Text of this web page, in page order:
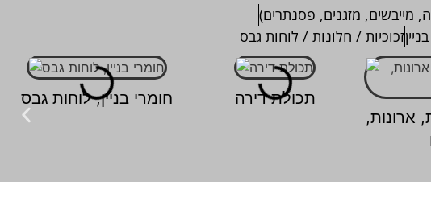
מייבשים, מזגנים, פסנתרים)
זכוכיות / חלונות / לוחות גבס
חומרי בניין, לוחות גבס
תכולת דירה
ארונות,